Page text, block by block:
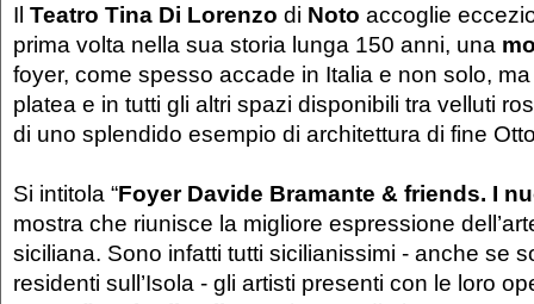
Il Teatro Tina Di Lorenzo di Noto accoglie
prima volta nella sua storia lunga 150 anni, una
foyer, come spesso accade in Italia e non solo,
platea e in tutti gli altri spazi disponibili tra velluti
di uno splendido esempio di architettura di fine
Si intitola “Foyer Davide Bramante & friends. I
mostra che riunisce la migliore espressione
siciliana. Sono infatti tutti sicilianissimi - anche se
residenti sull’Isola - gli artisti presenti con le loro